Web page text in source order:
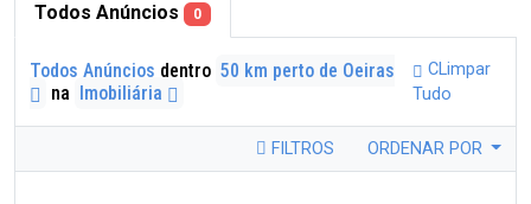
Todos Anúncios 0
Todos Anúncios dentro 50 km perto de Oeiras
na Imobiliária
CLimpar
Tudo
FILTROS ORDENAR POR